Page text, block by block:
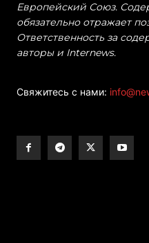
Европейский Союз.
обязательно отражает
Ответственность за
авторы и Internews.
Свяжитесь с нами: